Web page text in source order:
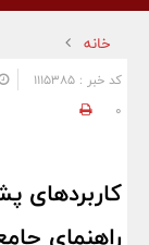
وضعیت
ناوبری
خانه
کد خبر : 1115385
0
کاربردهای
راهنمای جامع